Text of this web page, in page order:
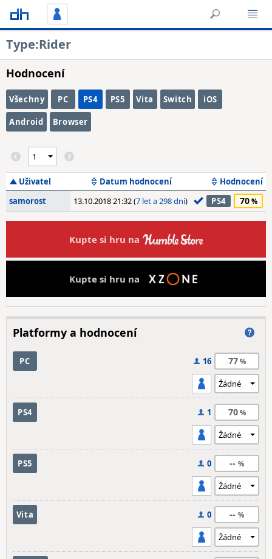
Type:Rider
Hodnocení
Všechny PC PS4 PS5 Vita Switch iOS
Android Browser
Uživatel Datum hodnocení
Hodnocení
samorost
13.10.2018 21:32 (7 let a 298 dní) PS4 70
Kupte si hru na
Kupte si hru na
Platformy a hodnocení
PC 16 77
PS4 1 70
PS5 0 --
Vita 0 --